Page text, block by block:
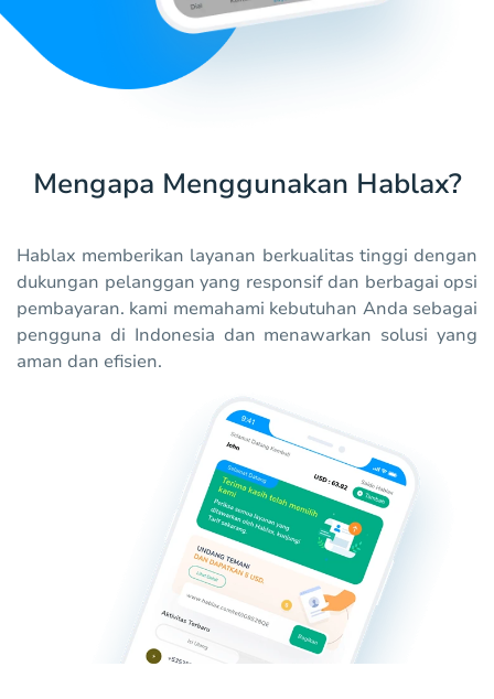
Mengapa Menggunakan Hablax?
Hablax memberikan layanan berkualitas tinggi dengan
dukungan pelanggan yang responsif dan berbagai opsi
pembayaran. kami memahami kebutuhan Anda sebagai
pengguna di Indonesia dan menawarkan solusi yang
aman dan efisien.